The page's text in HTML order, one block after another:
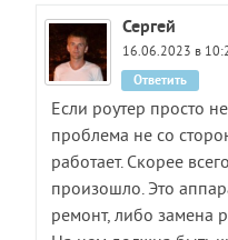
Сергей
16.06.2023 в
Если роутер просто
проблема не со
работает. Скорее
произошло. Это
ремонт, либо замена
Ответить